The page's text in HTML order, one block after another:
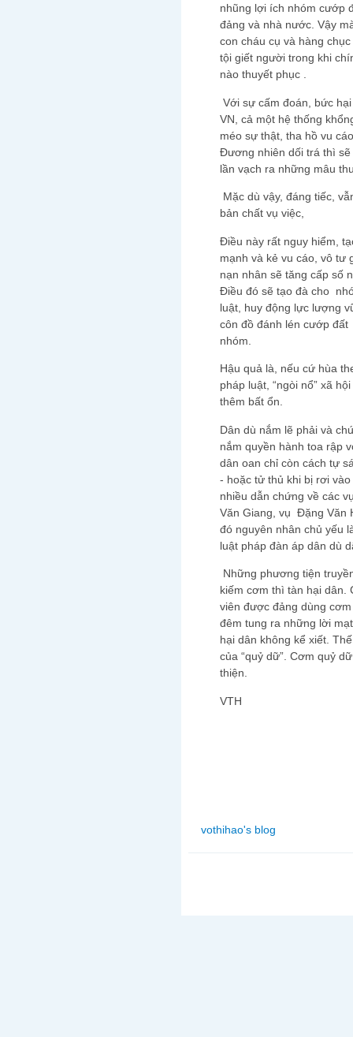
nhũng lợi ích nhóm cướp
đảng và nhà nước. Vậy
con cháu cụ và hàng
tội giết người trong khi
nào thuyết phục .
Với sự cấm đoán, bức
VN, cả một hệ thống
méo sự thật, tha hồ vu
Đương nhiên dối trá thì
lần vạch ra những mâu
Mặc dù vậy, đáng tiếc,
bản chất vụ việc,
Điều này rất nguy hiểm,
mạnh và kẻ vu cáo, vô tư
nạn nhân sẽ tăng cấp số
Điều đó sẽ tạo đà cho
luật, huy động lực lượng
côn đồ đánh lén cướp
nhóm.
Hậu quả là, nếu cứ hùa
pháp luật, “ngòi nổ” xã
thêm bất ổn.
Dân dù nắm lẽ phải và
nắm quyền hành toa rập
dân oan chỉ còn cách tự
- hoặc tử thủ khi bị rơi
nhiều dẫn chứng về các
Văn Giang, vụ Đặng Văn
đó nguyên nhân chủ yếu
luật pháp đàn áp dân dù
Những phương tiện
kiếm cơm thì tàn hại dân.
viên được đảng dùng
đêm tung ra những lời
hại dân không kể xiết.
của “quỷ dữ”. Cơm quỷ
thiện.
VTH
vothihao's blog